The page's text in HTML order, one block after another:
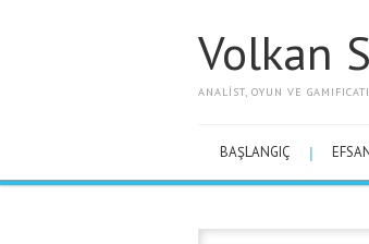
Volkan
ANALIST, OYUN VE
BAŞLANGIÇ